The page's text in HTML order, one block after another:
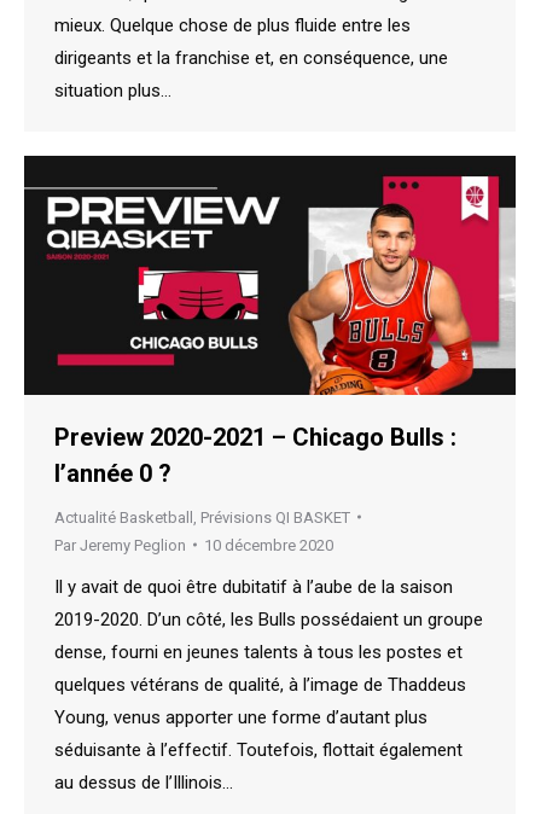
mieux. Quelque chose de plus fluide entre les
dirigeants et la franchise et, en conséquence, une
situation plus…
Preview 2020-2021 – Chicago Bulls :
l’année 0 ?
Actualité Basketball
Prévisions QI BASKET
Par Jeremy Peglion 10 décembre 2020
Il y avait de quoi être dubitatif à l’aube de la saison
2019-2020. D’un côté, les Bulls possédaient un groupe
dense, fourni en jeunes talents à tous les postes et
quelques vétérans de qualité, à l’image de Thaddeus
Young, venus apporter une forme d’autant plus
séduisante à l’effectif. Toutefois, flottait également
au dessus de l’Illinois…